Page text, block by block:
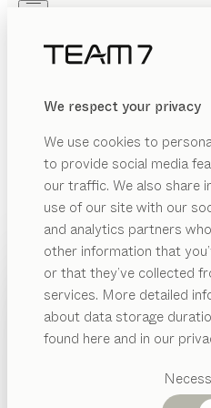
We respect your privacy
We use cookies to
to provide social media
our traffic. We also share
use of our site with our
and analytics partners
other information that
or that they’ve collected
services. More detailed
about data storage
found here and in our
PRODUITS
INSPIRATION
REVENDEUR
Catégories
suggérées
PRODUITS
INSPIRATION
QUI SOMMES-
REVENDEUR
Les commodes en bois
en plusieurs finitions et
merveille avec nos lits.
d’aménagement et
MATÉRIAU FINITION
AFFICHER